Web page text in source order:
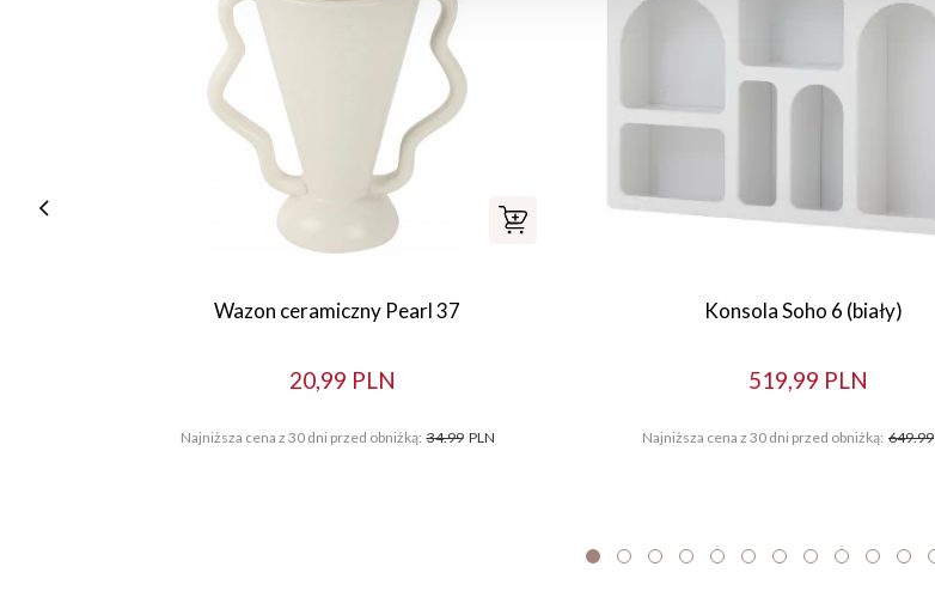
Wazon ceramiczny Pearl 37
20,99 PLN
Najniższa cena z 30 dni przed obniżką: 34.99 PLN
Konsola Soho 6 (biały)
519,99 PLN
Najniższa cena z 30 dni przed obniżką: 649.99